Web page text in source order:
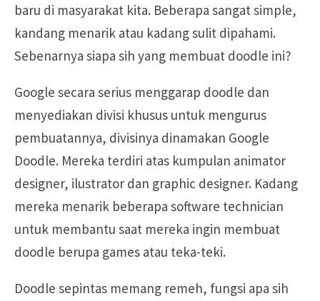
baru di masyarakat kita. Beberapa sangat simple,
kandang menarik atau kadang sulit dipahami.
Sebenarnya siapa sih yang membuat doodle ini?
Google secara serius menggarap doodle dan
menyediakan divisi khusus untuk mengurus
pembuatannya, divisinya dinamakan Google
Doodle. Mereka terdiri atas kumpulan animator
designer, ilustrator dan graphic designer. Kadang
mereka menarik beberapa software technician
untuk membantu saat mereka ingin membuat
doodle berupa games atau teka-teki.
Doodle sepintas memang remeh, fungsi apa sih